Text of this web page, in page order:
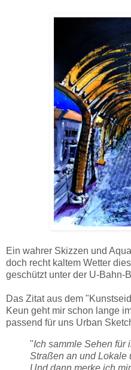
Ein wahrer Skizzen und
doch recht kaltem Wetter
geschützt unter der U-Bahn-
Das Zitat aus dem
Keun geht mir schon lange
passend für uns Urban
"Ich sammle Sehen für
Straßen an und Lokale
Und dann merke ich